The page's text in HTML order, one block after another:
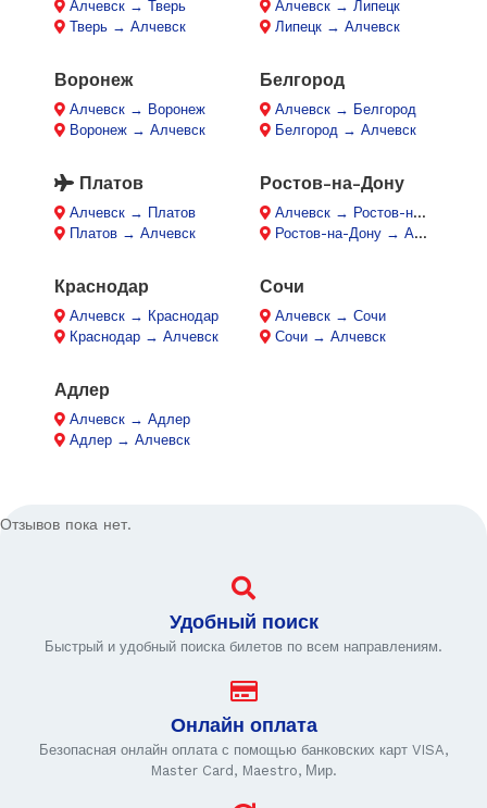
Алчевск → Тверь
Тверь → Алчевск
Алчевск → Липецк
Липецк → Алчевск
Воронеж
Алчевск → Воронеж
Воронеж → Алчевск
Белгород
Алчевск → Белгород
Белгород → Алчевск
Платов
Алчевск → Платов
Платов → Алчевск
Ростов-на-Дону
Алчевск → Ростов-на-Дону
Ростов-на-Дону → Алчевск
Краснодар
Алчевск → Краснодар
Краснодар → Алчевск
Сочи
Алчевск → Сочи
Сочи → Алчевск
Адлер
Алчевск → Адлер
Адлер → Алчевск
Отзывов пока нет.
Удобный поиск
Быстрый и удобный поиска билетов по всем направлениям.
Онлайн оплата
Безопасная онлайн оплата с помощью банковских карт VISA,
Master Card, Maestro, Мир.